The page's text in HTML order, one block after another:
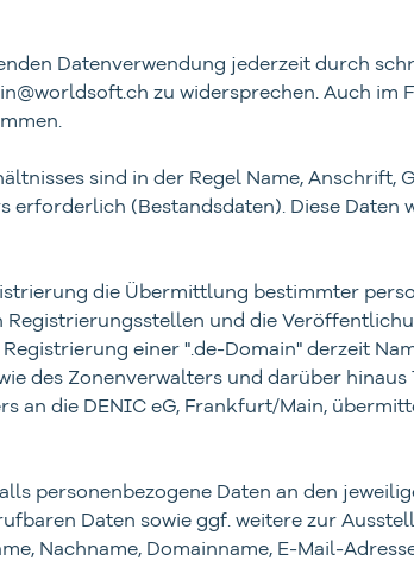
Datenverwendung jederzeit durch
zu widersprechen. Auch
sind in der Regel Name, Anschrift,
erforderlich (Bestandsdaten). Diese
die Übermittlung bestimmter
und die
einer ".de-Domain" derzeit
des Zonenverwalters und darüber
an die DENIC eG, Frankfurt/Main,
personenbezogene Daten an den
Daten sowie ggf. weitere zur
Nachname, Domainname, E-Mail-